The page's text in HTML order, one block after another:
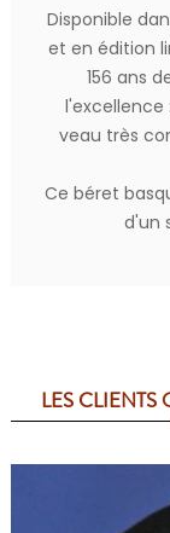
Disponible
et en édition
156 ans
l'excellence
veau très
Ce béret
d'un
LES